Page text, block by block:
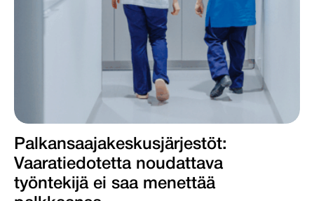
Palkansaajakeskus­järjestöt:
Vaaratiedotetta noudattava
työntekijä ei saa menettää